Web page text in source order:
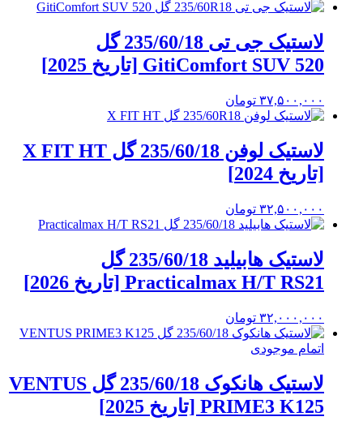
لاستیک جی تی 235/60/18 گل
GitiComfort SUV 520 [تاریخ 2025]
۳۷,۵۰۰,۰۰۰ تومان
لاستیک لوفن 235/60/18 گل X FIT HT
[تاریخ 2024]
۳۲,۵۰۰,۰۰۰ تومان
لاستیک هابیلید 235/60/18 گل
Practicalmax H/T RS21 [تاریخ 2026]
۳۲,۰۰۰,۰۰۰ تومان
اتمام موجودی
لاستیک هانکوک 235/60/18 گل VENTUS
PRIME3 K125 [تاریخ 2025]